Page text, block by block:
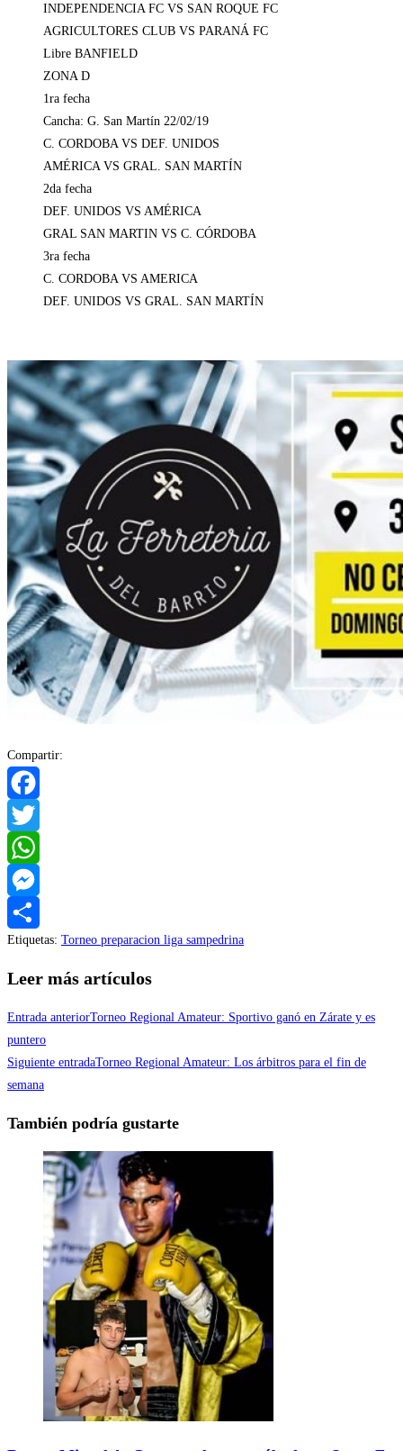
INDEPENDENCIA FC VS SAN ROQUE FC
AGRICULTORES CLUB VS PARANÁ FC
Libre BANFIELD
ZONA D
1ra fecha
Cancha: G. San Martín 22/02/19
C. CORDOBA VS DEF. UNIDOS
AMÉRICA VS GRAL. SAN MARTÍN
2da fecha
DEF. UNIDOS VS AMÉRICA
GRAL SAN MARTIN VS C. CÓRDOBA
3ra fecha
C. CORDOBA VS AMERICA
DEF. UNIDOS VS GRAL. SAN MARTÍN
Compartir:
Facebook
Twitter
WhatsApp
Messenger
Compartir
Etiquetas: Torneo preparacion liga sampedrina
Leer más artículos
Entrada anteriorTorneo Regional Amateur: Sportivo ganó en Zárate y es
puntero
Siguiente entradaTorneo Regional Amateur: Los árbitros para el fin de
semana
También podría gustarte